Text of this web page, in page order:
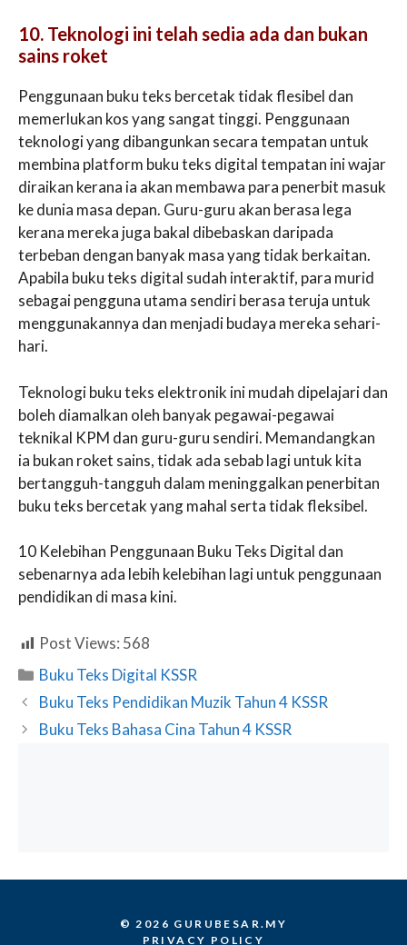
10. Teknologi ini telah sedia ada dan bukan
sains roket
Penggunaan buku teks bercetak tidak flesibel dan
memerlukan kos yang sangat tinggi. Penggunaan
teknologi yang dibangunkan secara tempatan untuk
membina platform buku teks digital tempatan ini wajar
diraikan kerana ia akan membawa para penerbit masuk
ke dunia masa depan. Guru-guru akan berasa lega
kerana mereka juga bakal dibebaskan daripada
terbeban dengan banyak masa yang tidak berkaitan.
Apabila buku teks digital sudah interaktif, para murid
sebagai pengguna utama sendiri berasa teruja untuk
menggunakannya dan menjadi budaya mereka sehari-
hari.
Teknologi buku teks elektronik ini mudah dipelajari dan
boleh diamalkan oleh banyak pegawai-pegawai
teknikal KPM dan guru-guru sendiri. Memandangkan
ia bukan roket sains, tidak ada sebab lagi untuk kita
bertangguh-tangguh dalam meninggalkan penerbitan
buku teks bercetak yang mahal serta tidak fleksibel.
10 Kelebihan Penggunaan Buku Teks Digital dan
sebenarnya ada lebih kelebihan lagi untuk penggunaan
pendidikan di masa kini.
Post Views: 568
Categories
Buku Teks Digital KSSR
Buku Teks Pendidikan Muzik Tahun 4 KSSR
Buku Teks Bahasa Cina Tahun 4 KSSR
© 2026 GURUBESAR.MY
PRIVACY POLICY